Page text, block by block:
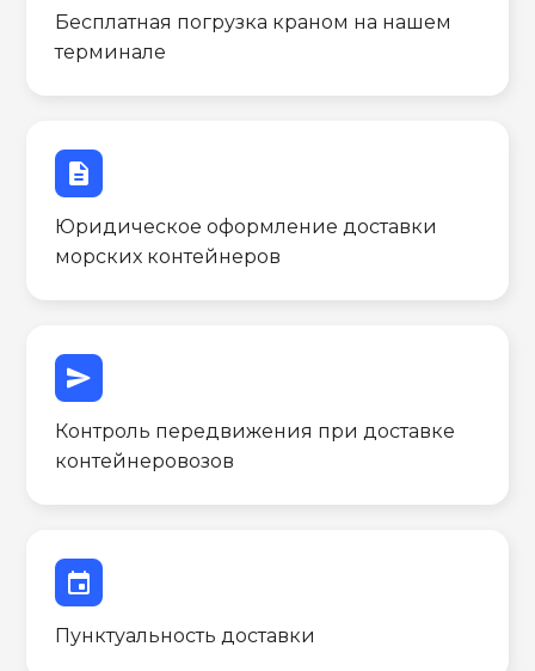
Бесплатная погрузка краном на нашем
терминале
description
Юридическое оформление доставки
морских контейнеров
send
Контроль передвижения при доставке
контейнеровозов
event
Пунктуальность доставки